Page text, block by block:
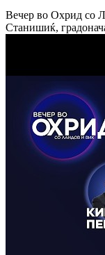
Вечер во Охрид со
Станишиќ,